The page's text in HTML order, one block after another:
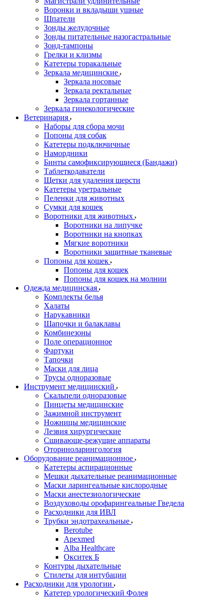
Воронки и вкладыши ушные
Шпатели
Зонды желудочные
Зонды питательные назогастральные
Зонд-тампоны
Грелки и клизмы
Катетеры торакальные
Зеркала медицинские
Зеркала носовые
Зеркала ректальные
Зеркала гортанные
Зеркала гинекологические
Ветеринария
Наборы для сбора мочи
Попоны для собак
Катетеры подключичные
Намордники
Бинты самофиксирующиеся (Бандажи)
Таблеткодаватели
Щетки для удаления шерсти
Катетеры уретральные
Пеленки для животных
Сумки для кошек
Воротники для животных
Воротники на липучке
Воротники на кнопках
Мягкие воротники
Воротники защитные тканевые
Попоны для кошек
Попоны для кошек
Попоны для кошек на молнии
Одежда медицинская
Комплекты белья
Халаты
Нарукавники
Шапочки и балаклавы
Комбинезоны
Поле операционное
Фартуки
Тапочки
Маски для лица
Трусы одноразовые
Инструмент медицинский
Скальпели одноразовые
Пинцеты медицинские
Зажимной инструмент
Ножницы медицинские
Лезвия хирургические
Сшивающе-режущие аппараты
Оториноларингология
Оборудование реанимационное
Катетеры аспирационные
Мешки дыхательные реанимационные
Маски ларингеальные кислородные
Маски анестезиологические
Воздуховоды орофарингеальные Гведела
Расходники для ИВЛ
Трубки эндотрахеальные
Berotube
Apexmed
Alba Healthcare
Окситек Б
Контуры дыхательные
Стилеты для интубации
Расходники для урологии
Катетер урологический Фолея